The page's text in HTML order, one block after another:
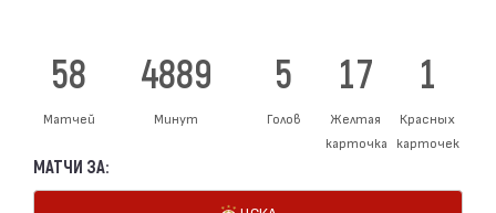
58
Матчей
4889
Минут
5
Голов
17
Желтая
карточка
1
Красных
карточек
МАТЧИ ЗА: